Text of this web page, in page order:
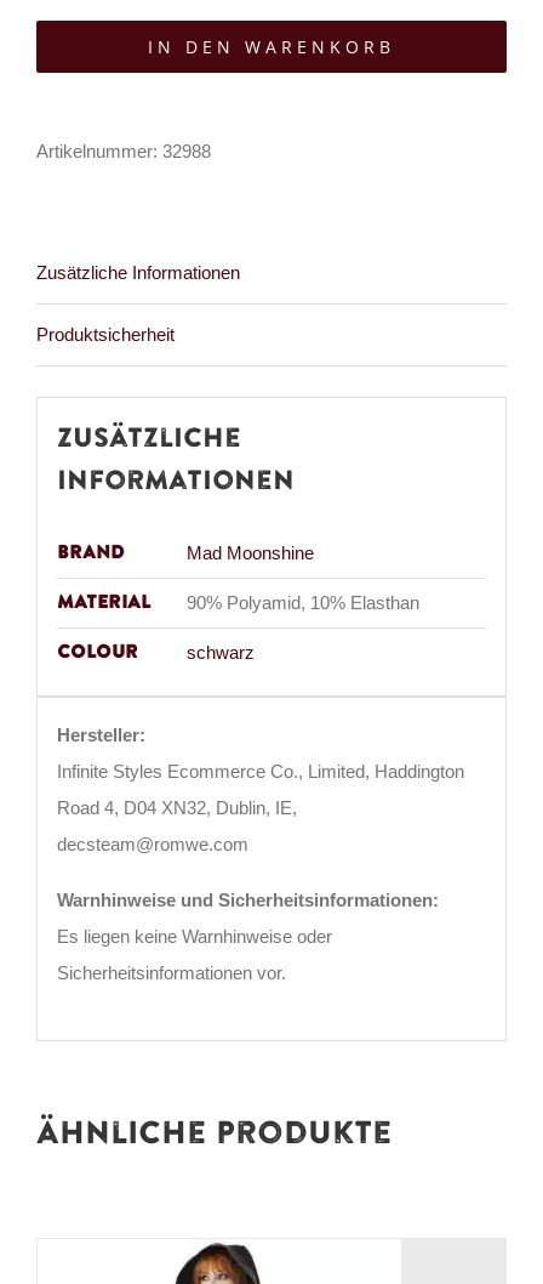
Moonshine
Reverie
IN DEN WARENKORB
Artikelnummer: 32988
Zusätzliche Informationen
Produktsicherheit
Zusätzliche
Informationen
Brand Mad Moonshine
Material 90% Polyamid, 10% Elasthan
Colour schwarz
Hersteller:
Infinite Styles Ecommerce Co., Limited, Haddington
Road 4, D04 XN32, Dublin, IE,
decsteam@romwe.com
Warnhinweise und Sicherheitsinformationen:
Es liegen keine Warnhinweise oder
Sicherheitsinformationen vor.
Ähnliche Produkte